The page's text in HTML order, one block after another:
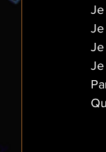
Je
Je
Je